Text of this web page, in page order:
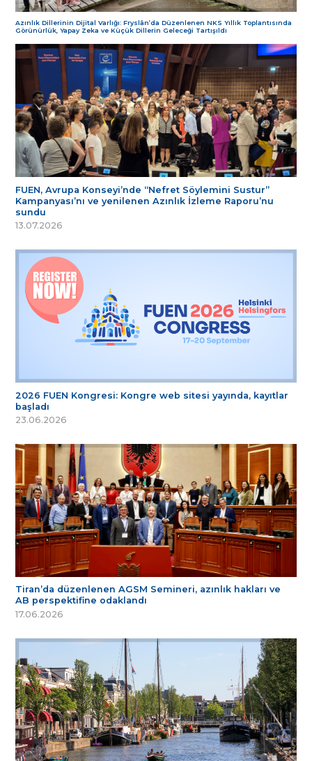
Azınlık Dillerinin Dijital Varlığı: Fryslân’da Düzenlenen NKS Yıllık Toplantısında
Görünürlük, Yapay Zeka ve Küçük Dillerin Geleceği Tartışıldı
FUEN, Avrupa Konseyi’nde “Nefret Söylemini Sustur”
Kampanyası’nı ve yenilenen Azınlık İzleme Raporu’nu
sundu
13.07.2026
2026 FUEN Kongresi: Kongre web sitesi yayında, kayıtlar
başladı
23.06.2026
Tiran’da düzenlenen AGSM Semineri, azınlık hakları ve
AB perspektifine odaklandı
17.06.2026